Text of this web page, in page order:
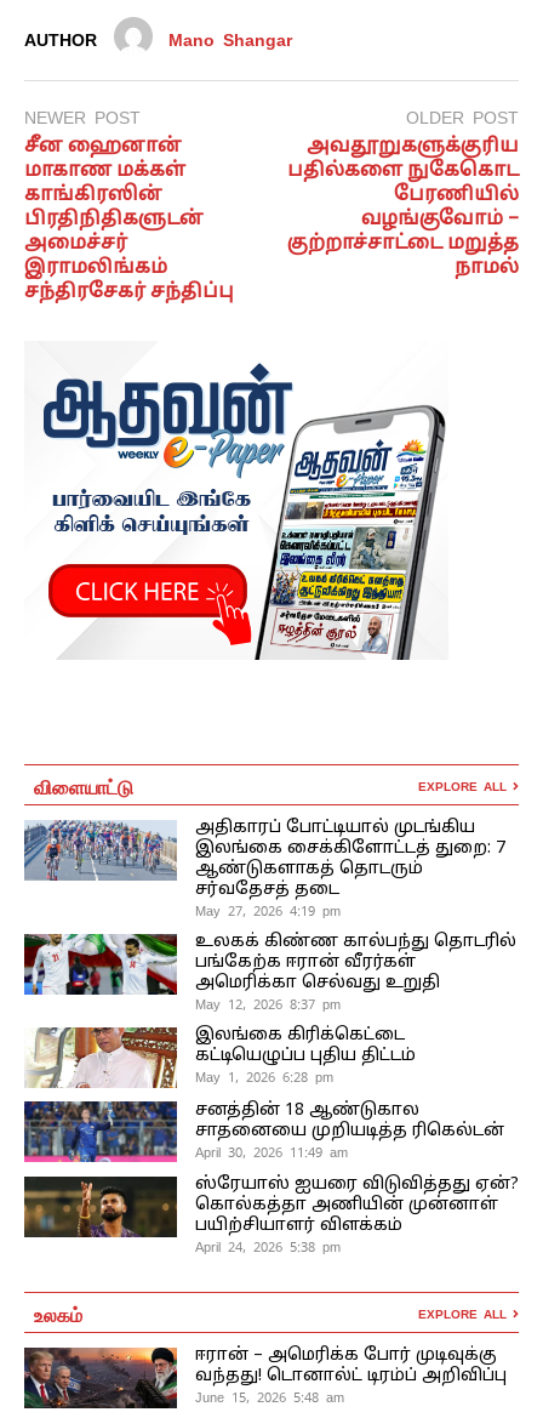
AUTHOR Mano Shangar
NEWER POST
சீன ஹைனான்
மாகாண மக்கள்
காங்கிரஸின்
பிரதிநிதிகளுடன்
அமைச்சர்
இராமலிங்கம்
சந்திரசேகர் சந்திப்பு
OLDER POST
அவதூறுகளுக்குரிய
பதில்களை நுகேகொட
பேரணியில்
வழங்குவோம் –
குற்றாச்சாட்டை மறுத்த
நாமல்
விளையாட்டு EXPLORE ALL
அதிகாரப் போட்டியால் முடங்கிய
இலங்கை சைக்கிளோட்டத் துறை: 7
ஆண்டுகளாகத் தொடரும்
சர்வதேசத் தடை
May 27, 2026 4:19 pm
உலகக் கிண்ண கால்பந்து தொடரில்
பங்கேற்க ஈரான் வீரர்கள்
அமெரிக்கா செல்வது உறுதி
May 12, 2026 8:37 pm
இலங்கை கிரிக்கெட்டை
கட்டியெழுப்ப புதிய திட்டம்
May 1, 2026 6:28 pm
சனத்தின் 18 ஆண்டுகால
சாதனையை முறியடித்த ரிகெல்டன்
April 30, 2026 11:49 am
ஸ்ரேயாஸ் ஐயரை விடுவித்தது ஏன்?
கொல்கத்தா அணியின் முன்னாள்
பயிற்சியாளர் விளக்கம்
April 24, 2026 5:38 pm
உலகம் EXPLORE ALL
ஈரான் – அமெரிக்க போர் முடிவுக்கு
வந்தது! டொனால்ட் டிரம்ப் அறிவிப்பு
June 15, 2026 5:48 am